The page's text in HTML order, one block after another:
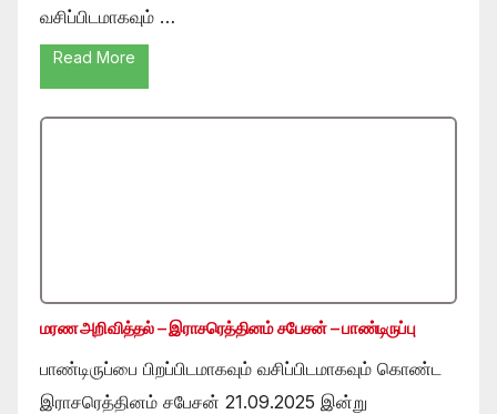
வசிப்பிடமாகவும் …
Read More
மரண அறிவித்தல் – இராசரெத்தினம் சபேசன் – பாண்டிருப்பு
பாண்டிருப்பை பிறப்பிடமாகவும் வசிப்பிடமாகவும் கொண்ட
இராசரெத்தினம் சபேசன் 21.09.2025 இன்று